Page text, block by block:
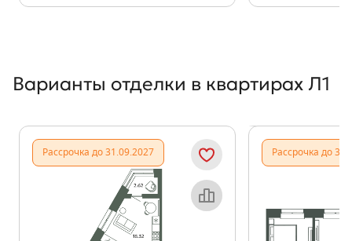
Варианты отделки в квартирах Л1
Рассрочка до 31.09.2027
Рассрочка до